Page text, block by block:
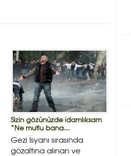
Sizin gözünüzde idamlıksam
“Ne mutlu bana...
Gezi İsyanı sırasında
gözaltına alınan ve